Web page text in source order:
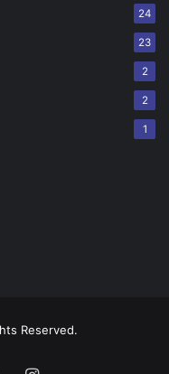
24
23
2
2
1
Reserved.